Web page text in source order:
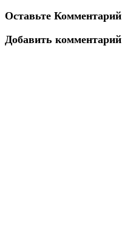
Оставьте Комментарий
Добавить комментарий